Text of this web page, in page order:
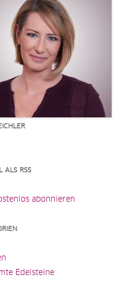
ALS RSS
abonnieren
Edelsteine